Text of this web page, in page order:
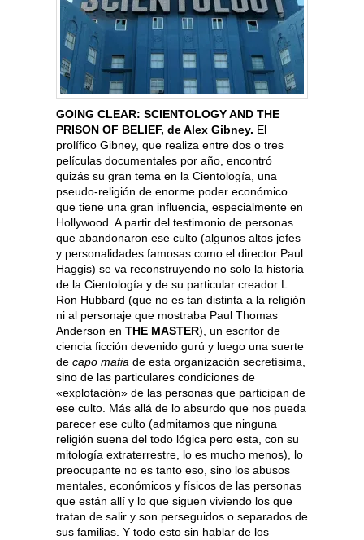
GOING CLEAR: SCIENTOLOGY AND THE
PRISON OF BELIEF, de Alex Gibney. El
prolífico Gibney, que realiza entre dos o tres
películas documentales por año, encontró
quizás su gran tema en la Cientología, una
pseudo-religión de enorme poder económico
que tiene una gran influencia, especialmente en
Hollywood. A partir del testimonio de personas
que abandonaron ese culto (algunos altos jefes
y personalidades famosas como el director Paul
Haggis) se va reconstruyendo no solo la historia
de la Cientología y de su particular creador L.
Ron Hubbard (que no es tan distinta a la religión
ni al personaje que mostraba Paul Thomas
Anderson en THE MASTER), un escritor de
ciencia ficción devenido gurú y luego una suerte
de capo mafia de esta organización secretísima,
sino de las particulares condiciones de
«explotación» de las personas que participan de
ese culto. Más allá de lo absurdo que nos pueda
parecer ese culto (admitamos que ninguna
religión suena del todo lógica pero esta, con su
mitología extraterrestre, lo es mucho menos), lo
preocupante no es tanto eso, sino los abusos
mentales, económicos y físicos de las personas
que están allí y lo que siguen viviendo los que
tratan de salir y son perseguidos o separados de
sus familias. Y todo esto sin hablar de los